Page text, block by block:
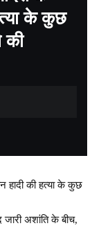
के कुछ
की
हादी की हत्या के कुछ
जारी अशांति के बीच,